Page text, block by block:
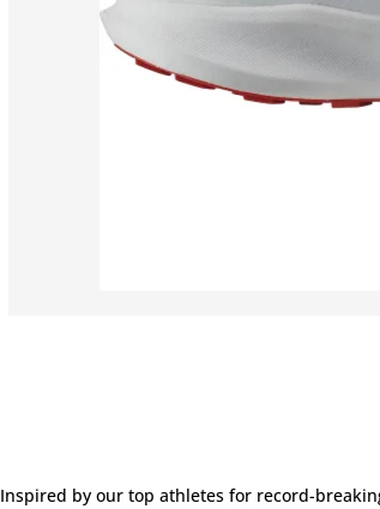
Inspired by our top athletes for record-